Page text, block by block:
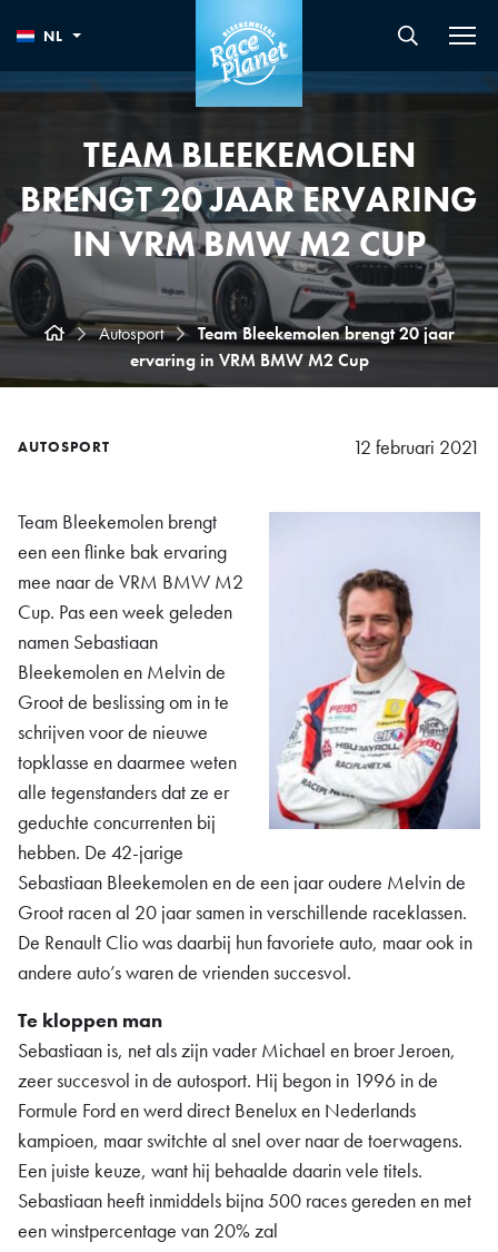
NL
TEAM BLEEKEMOLEN
BRENGT 20 JAAR ERVARING
IN VRM BMW M2 CUP
Autosport
Team Bleekemolen brengt 20 jaar
ervaring in VRM BMW M2 Cup
AUTOSPORT 12 februari 2021
Team Bleekemolen brengt
een een flinke bak ervaring
mee naar de VRM BMW M2
Cup. Pas een week geleden
namen Sebastiaan
Bleekemolen en Melvin de
Groot de beslissing om in te
schrijven voor de nieuwe
topklasse en daarmee weten
alle tegenstanders dat ze er
geduchte concurrenten bij
hebben. De 42-jarige
Sebastiaan Bleekemolen en de een jaar oudere Melvin de
Groot racen al 20 jaar samen in verschillende raceklassen.
De Renault Clio was daarbij hun favoriete auto, maar ook in
andere auto’s waren de vrienden succesvol.
Te kloppen man
Sebastiaan is, net als zijn vader Michael en broer Jeroen,
zeer succesvol in de autosport. Hij begon in 1996 in de
Formule Ford en werd direct Benelux en Nederlands
kampioen, maar switchte al snel over naar de toerwagens.
Een juiste keuze, want hij behaalde daarin vele titels.
Sebastiaan heeft inmiddels bijna 500 races gereden en met
een winstpercentage van 20% zal